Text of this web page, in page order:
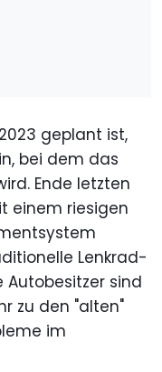
geplant ist,
bei dem das
Ende letzten
einem riesigen
Lenkrad-
Autobesitzer sind
zu den "alten"
im